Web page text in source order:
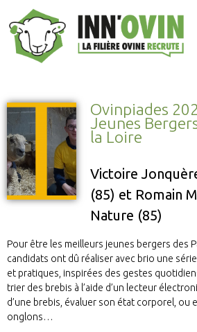
Ovinpiades
Jeunes
la Loire
Victoire
(85) et Romain
Nature (85)
Pour être les meilleurs jeunes bergers des
candidats ont dû réaliser avec brio une
et pratiques, inspirées des gestes
trier des brebis à l’aide d’un lecteur
d’une brebis, évaluer son état corporel, ou
onglons…